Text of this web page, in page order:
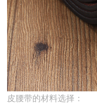
皮腰带的材料选择：